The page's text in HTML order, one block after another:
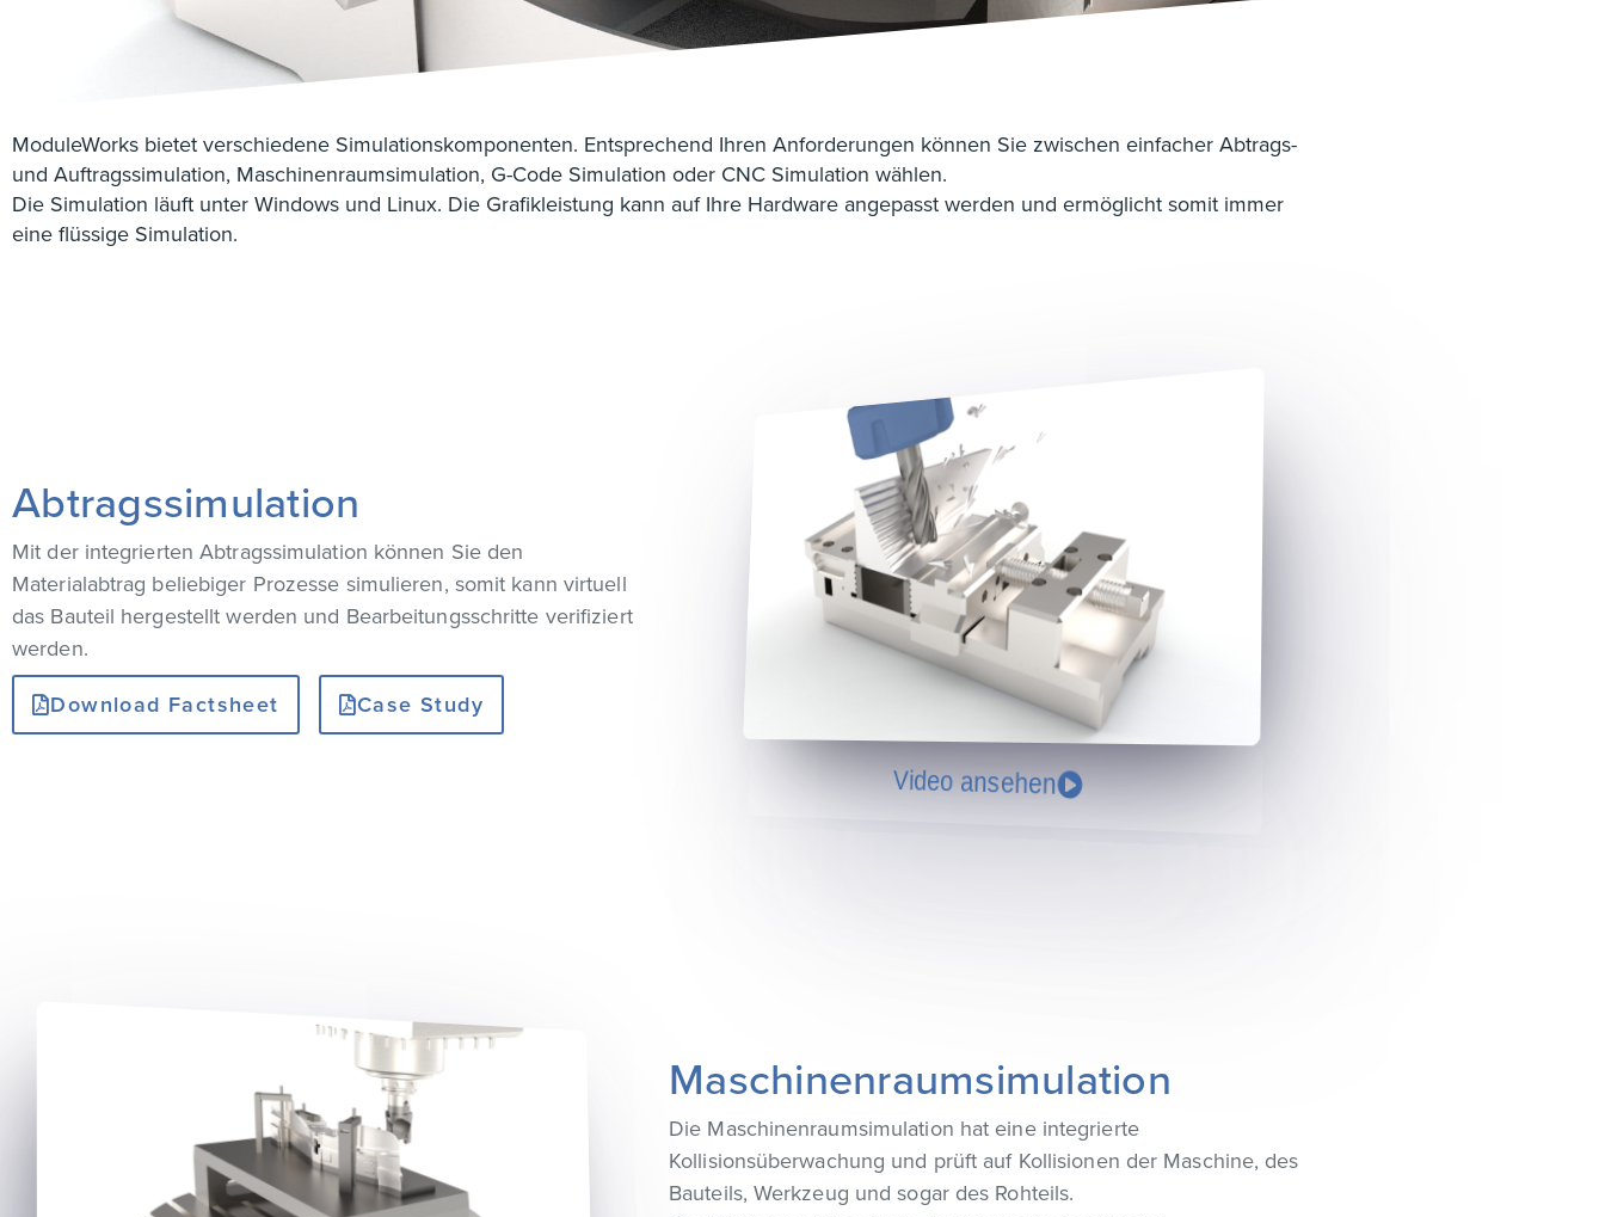
ModuleWorks bietet verschiedene Simulationskomponenten. Entsprechend Ihren Anforderungen können Sie zwischen einfacher Abtrags-
und Auftragssimulation, Maschinenraumsimulation, G-Code Simulation oder CNC Simulation wählen.
Die Simulation läuft unter Windows und Linux. Die Grafikleistung kann auf Ihre Hardware angepasst werden und ermöglicht somit immer
eine flüssige Simulation.
Abtragssimulation
Mit der integrierten Abtragssimulation können Sie den
Materialabtrag beliebiger Prozesse simulieren, somit kann virtuell
das Bauteil hergestellt werden und Bearbeitungsschritte verifiziert
werden.
Download Factsheet
Case Study
Video ansehen
Maschinenraumsimulation
Die Maschinenraumsimulation hat eine integrierte
Kollisionsüberwachung und prüft auf Kollisionen der Maschine, des
Bauteils, Werkzeug und sogar des Rohteils.